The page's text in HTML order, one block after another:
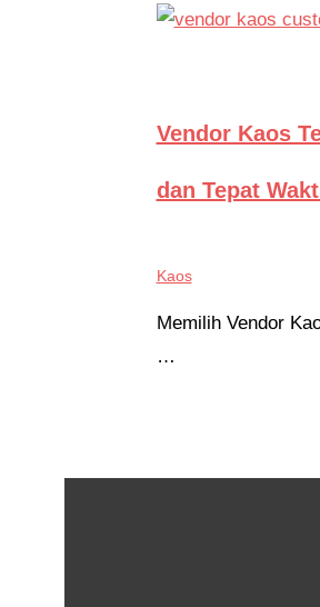
Vendor Kaos
dan Tepat
Kaos
Memilih Vendor
…